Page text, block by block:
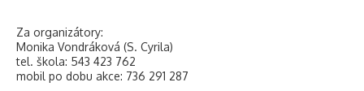
Za organizátory:
Monika Vondráková (S. Cyrila)
tel. škola: 543 423 762
mobil po dobu akce: 736 291 287